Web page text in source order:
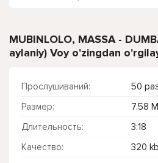
MUBINLOLO, MASSA -
aylaniy) Voy o'zingdan
Прослушиваний:
50
Размер:
7.58
Длительность:
3:18
Качество:
320